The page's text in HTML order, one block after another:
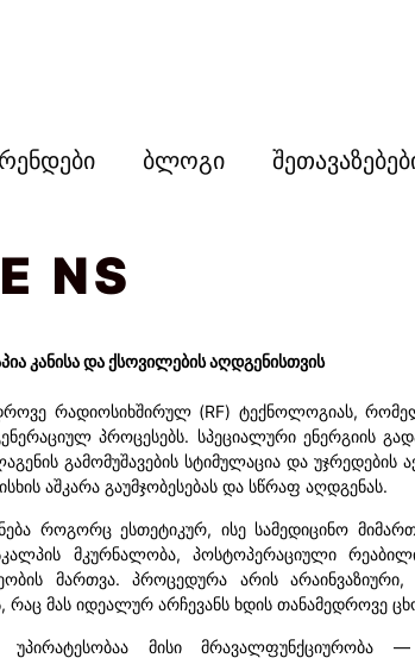
ბლოგი
NS
კანისა და ქსოვილების აღდგენისთვის
რადიოსიხშირულ (RF) ტექნოლოგიას,
პროცესებს. სპეციალური ენერგიის
გამომუშავების სტიმულაცია და უჯრედების
აშკარა გაუმჯობესებას და სწრაფ აღდგენას.
როგორც ესთეტიკურ, ისე სამედიცინო
მკურნალობა, პოსტოპერაციული
მართვა. პროცედურა არის
რაც მას იდეალურ არჩევანს ხდის თანამედროვე
უპირატესობაა მისი